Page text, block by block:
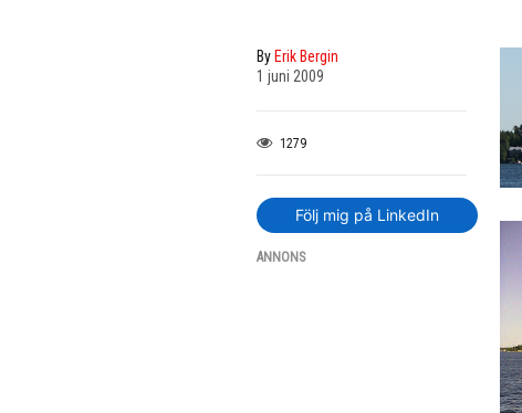
ByErik Bergin
1 juni 2009
1279
Följ mig på LinkedIn
ANNONS